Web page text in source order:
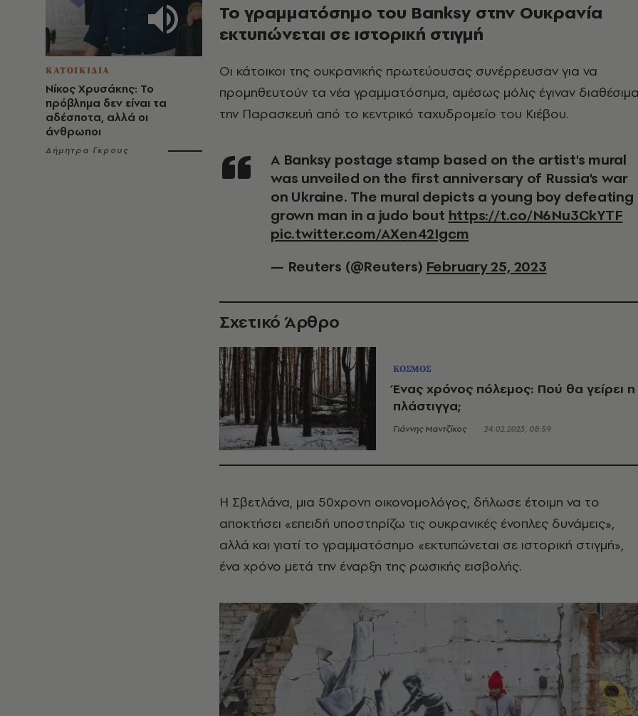
ΚΑΤΟΙΚΙΔΙΑ
Νίκος Χρυσάκης: Το
πρόβλημα δεν είναι τα
αδέσποτα, αλλά οι
άνθρωποι
Δήμητρα Γκρους
Το γραμματόσημο του Banksy στην Ουκρανία
εκτυπώνεται σε ιστορική στιγμή
Οι κάτοικοι της ουκρανικής πρωτεύουσας συνέρρευσαν για να
προμηθευτούν τα νέα γραμματόσημα, αμέσως μόλις έγιναν
την Παρασκευή από το κεντρικό ταχυδρομείο του Κιέβου.
A Banksy postage stamp based on the artist's mural
was unveiled on the first anniversary of Russia's war
on Ukraine. The mural depicts a young boy defeating
grown man in a judo bout https://t.co/N6Nu3CkYTF
pic.twitter.com/AXen42Igcm
— Reuters (@Reuters) February 25, 2023
Σχετικό Άρθρο
ΚΟΣΜΟΣ
Ένας χρόνος πόλεμος: Πού θα γείρει η
πλάστιγγα;
Γιάννης Μαντζίκος 24.02.2023, 08:59
Η Σβετλάνα, μια 50χρονη οικονομολόγος, δήλωσε έτοιμη να το
αποκτήσει «επειδή υποστηρίζω τις ουκρανικές ένοπλες δυνάμεις»,
αλλά και γιατί το γραμματόσημο «εκτυπώνεται σε ιστορική στιγμή»,
ένα χρόνο μετά την έναρξη της ρωσικής εισβολής.